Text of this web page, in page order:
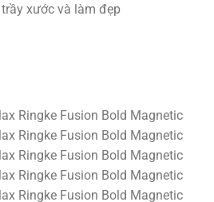
xước và làm đẹp